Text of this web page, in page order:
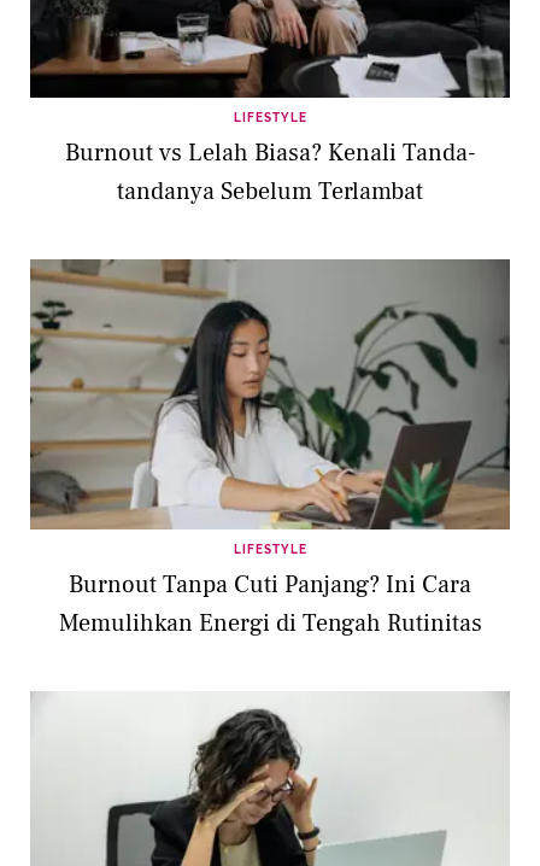
LIFESTYLE
Burnout vs Lelah Biasa? Kenali Tanda-
tandanya Sebelum Terlambat
LIFESTYLE
Burnout Tanpa Cuti Panjang? Ini Cara
Memulihkan Energi di Tengah Rutinitas